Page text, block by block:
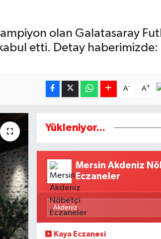
olan Galatasaray
etti. Detay haberimizde:
A- A+
Yükleniyor...
Mersin Akdeniz
Eczaneler
Kaya Eczanesi